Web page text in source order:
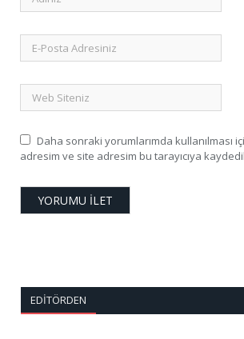
Daha sonraki yorumlarımda kullanılması
adresim ve site adresim bu tarayıcıya
EDITÖRDEN